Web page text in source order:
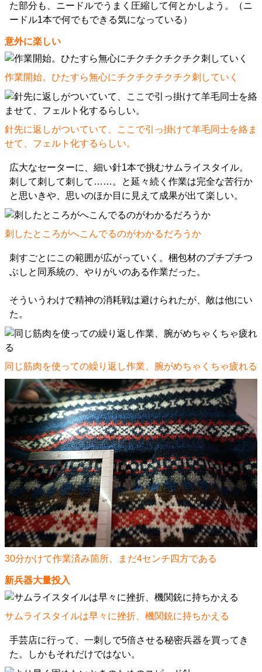
た部分も、ニードルでうまく圧縮して何とかしよう。（ニ
ードル1本で何でもできる気になっている）
意外に楽しい
作業開始。ひたすら無心にチクチクチクチク刺していく
針先に返しがついていて、ここで引っ掛けて羊毛同士を絡ま
せて、フェルト化するらしい。
広大なセーターに、細い針1本で挑むサムライスタイル。
刺して刺して刺して……。と延々続く作業は完全な苦行か
と思いきや、思いのほか目に見えて成果が出て楽しい。
刺したところがへこんでるのがわかるだろうか
刺すごとにこの範囲が広がっていく。梱包材のプチプチつ
ぶしと同系統の、やりがいのある作業だった。
そういうわけで精神の消耗戦は避けられたが、敵は他にい
た。
同じ筋肉を使っての繰り返し作業、腕がめちゃくちゃ疲れる
30分かけて作業済み箇所、まだ4センチ四方である
新兵器大量投入
サムライスタイルは早々に挫折、機関銃に持ちかえる
手芸店に行って、一刺しで5倍させる秘密兵器を買ってき
た。しかもそれだけではない。